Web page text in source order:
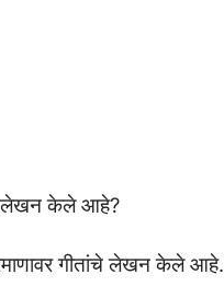
लेखन केले आहे?
गीतांचे लेखन केले आहे.